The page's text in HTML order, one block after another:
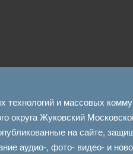
технологий и массовых
округа Жуковский
на сайте,
аудио-, фото- видео- и